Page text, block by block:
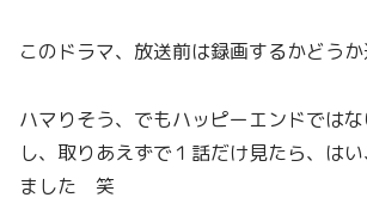
このドラマ、放送前は録画するかどうか
ハマりそう、でもハッピーエンドでは
し、取りあえずで１話だけ見たら、は
ました 笑